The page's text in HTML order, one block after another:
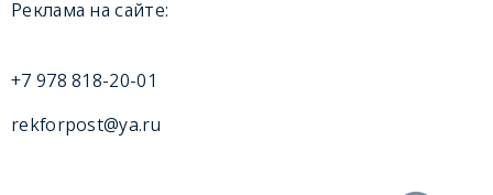
Реклама на сайте:
+7 978 818-20-01
rekforpost@ya.ru